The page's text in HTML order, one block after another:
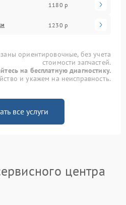
1180 р
1230 р
ориентировочные, без учета
стоимости запчастей.
на бесплатную диагностику.
и укажем на неисправность.
все услуги
центра